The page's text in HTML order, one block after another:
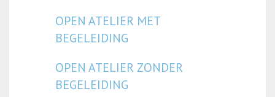
OPEN ATELIER MET
BEGELEIDING
OPEN ATELIER ZONDER
BEGELEIDING